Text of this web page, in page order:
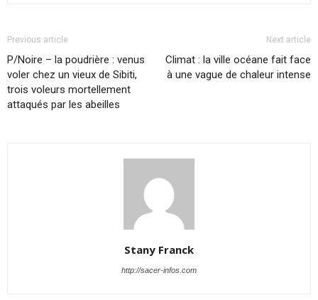
Previous article
P/Noire – la poudrière : venus
voler chez un vieux de Sibiti,
trois voleurs mortellement
attaqués par les abeilles
Next article
Climat : la ville océane fait face
à une vague de chaleur intense
Stany Franck
http://sacer-infos.com